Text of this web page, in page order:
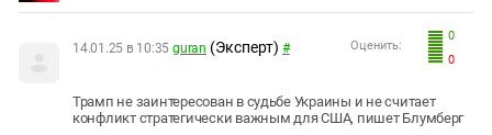
0
0
Оценить:
14.01.25 в 10:35 guran (Эксперт) #
Трамп не заинтересован в судьбе Украины и не считает
конфликт стратегически важным для США, пишет Блумберг